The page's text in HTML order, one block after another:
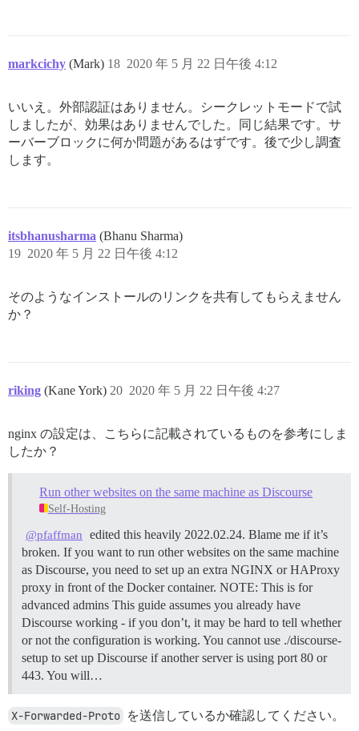
markcichy (Mark) 2020 年 5 月 22 日午後 4:12
18
いいえ。外部認証はありません。シークレットモードで試
しましたが、効果はありませんでした。同じ結果です。サ
ーバーブロックに何か問題があるはずです。後で少し調査
します。
itsbhanusharma (Bhanu Sharma)
2020 年 5 月 22 日午後 4:12
19
そのようなインストールのリンクを共有してもらえません
か？
riking (Kane York) 2020 年 5 月 22 日午後 4:27
20
nginx の設定は、こちらに記載されているものを参考にしま
したか？
Run other websites on the same machine as Discourse
Self-Hosting
@pfaffman
edited this heavily 2022.02.24. Blame me if it’s
broken. If you want to run other websites on the same machine
as Discourse, you need to set up an extra NGINX or HAProxy
proxy in front of the Docker container. NOTE: This is for
advanced admins This guide assumes you already have
Discourse working - if you don’t, it may be hard to tell whether
or not the configuration is working. You cannot use ./discourse-
setup to set up Discourse if another server is using port 80 or
443. You will…
X-Forwarded-Proto を送信しているか確認してください。